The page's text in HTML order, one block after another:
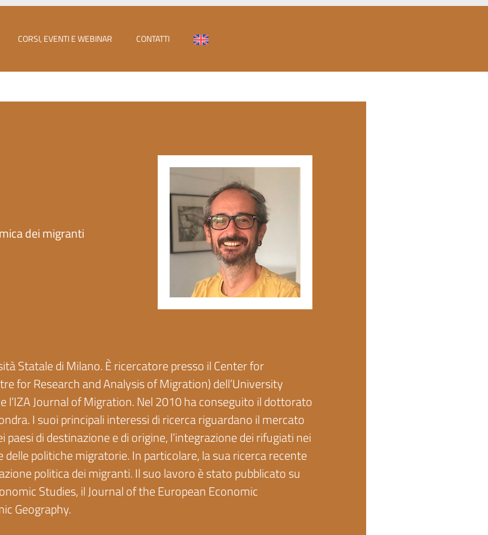
CORSI, EVENTI E WEBINAR CONTATTI
dei migranti
Statale di Milano. È ricercatore presso il Center for
for Research and Analysis of Migration) dell’University
l’IZA Journal of Migration. Nel 2010 ha conseguito il dottorato
I suoi principali interessi di ricerca riguardano il mercato
di destinazione e di origine, l’integrazione dei rifugiati nei
politiche migratorie. In particolare, la sua ricerca recente
politica dei migranti. Il suo lavoro è stato pubblicato su
Studies, il Journal of the European Economic
Geography.